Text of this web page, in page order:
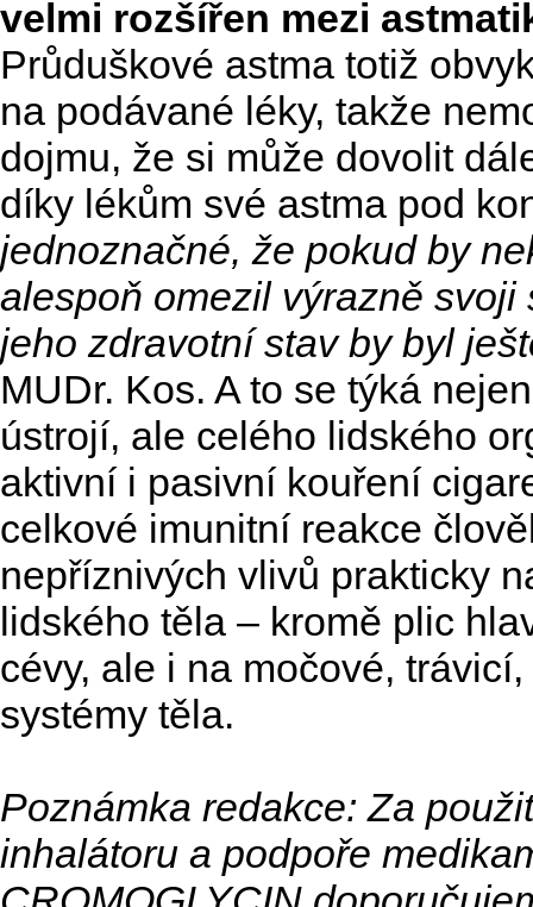
velmi rozšířen mezi
Průduškové astma totiž
na podávané léky, takže
dojmu, že si může dovolit
díky lékům své astma pod
jednoznačné, že pokud by
alespoň omezil výrazně svoji
jeho zdravotní stav by byl
MUDr. Kos. A to se týká
ústrojí, ale celého lidského
aktivní i pasivní kouření
celkové imunitní reakce
nepříznivých vlivů prakticky
lidského těla – kromě plic
cévy, ale i na močové,
systémy těla.
Poznámka redakce: Za
inhalátoru a podpoře